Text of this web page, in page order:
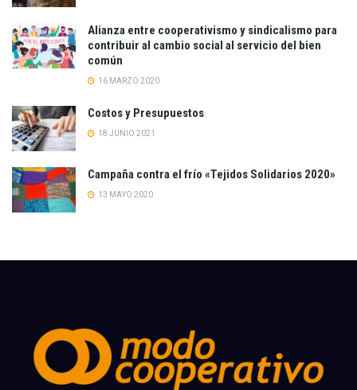
Alianza entre cooperativismo y sindicalismo para
contribuir al cambio social al servicio del bien
común
16 MARZO 2020
Costos y Presupuestos
18 JUNIO 2021
Campaña contra el frío «Tejidos Solidarios 2020»
13 MAYO 2020